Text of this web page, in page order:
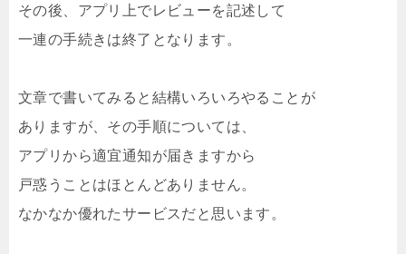
その後、アプリ上でレビューを記述して
一連の手続きは終了となります。
文章で書いてみると結構いろいろやることが
ありますが、その手順については、
アプリから適宜通知が届きますから
戸惑うことはほとんどありません。
なかなか優れたサービスだと思います。